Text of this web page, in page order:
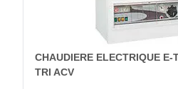
CHAUDIERE ELECTRIQUE E-
TRI ACV